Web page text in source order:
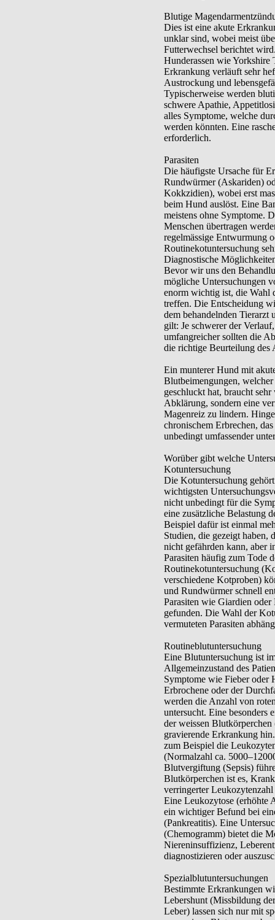
Blutige
Dies ist eine akute
unklar sind, wobei meist
Futterwechsel berichtet
Hunderassen wie
Erkrankung verläuft sehr
Austrockung und
Typischerweise werden
schwere Apathie,
alles Symptome, welche
werden könnten. Eine
erforderlich.
Parasiten
Die häufigste Ursache für
Rundwürmer (Askariden)
Kokkzidien), wobei erst
beim Hund auslöst. Eine
meistens ohne Symptome.
Menschen übertragen
regelmässige Entwurmung
Routinekotuntersuchung
Diagnostische
Bevor wir uns den
mögliche Untersuchungen
enorm wichtig ist, die Wahl
treffen. Die Entscheidung
dem behandelnden Tierarzt
gilt: Je schwerer der
umfangreicher sollten die
die richtige Beurteilung des
Ein munterer Hund mit
Blutbeimengungen,
geschluckt hat, braucht
Abklärung, sondern eine
Magenreiz zu lindern.
chronischem Erbrechen,
unbedingt umfassender
Worüber gibt welche
Kotuntersuchung
Die Kotuntersuchung
wichtigsten
nicht unbedingt für die
eine zusätzliche Belastung
Beispiel dafür ist einmal
Studien, die gezeigt haben,
nicht gefährden kann, aber
Parasiten häufig zum Tode
Routinekotuntersuchung
verschiedene Kotproben)
und Rundwürmer schnell
Parasiten wie Giardien
gefunden. Die Wahl der
vermuteten Parasiten
Routineblutuntersuchung
Eine Blutuntersuchung ist
Allgemeinzustand des
Symptome wie Fieber oder
Erbrochene oder der
werden die Anzahl von
untersucht. Eine besonders
der weissen
gravierende Erkrankung
zum Beispiel die
(Normalzahl ca.
Blutvergiftung (Sepsis)
Blutkörperchen ist es,
verringerter
Eine Leukozytose (erhöhte
ein wichtiger Befund bei
(Pankreatitis). Eine
(Chemogramm) bietet die
Niereninsuffizienz,
diagnostizieren oder
Spezialblutuntersuchungen
Bestimmte Erkrankungen
Lebershunt (Missbildung
Leber) lassen sich nur mit